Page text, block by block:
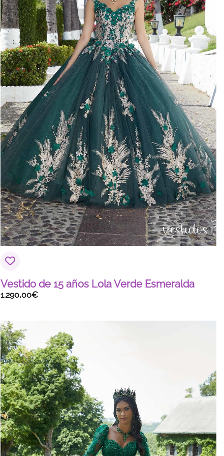
Vestido de 15 años Lola Verde Esmeralda
1.290,00€